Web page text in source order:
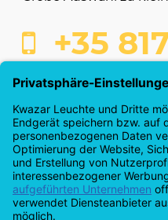
+35
Kaufabwicklung
Info & Servicecenter